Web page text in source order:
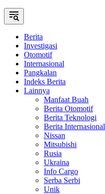
Berita
Investigasi
Otomotif
Internasional
Pangkalan
Indeks Berita
Lainnya
Manfaat Buah
Berita Otomotif
Berita Teknologi
Berita Internasional
Nissan
Mitsubishi
Rusia
Ukraina
Info Cargo
Serba Serbi
Unik